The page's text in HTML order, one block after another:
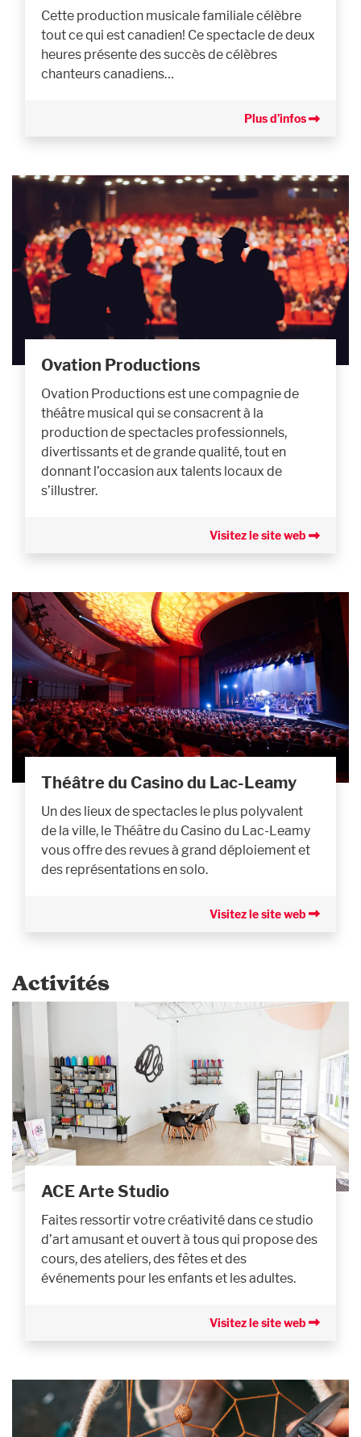
Cette production musicale familiale célèbre
tout ce qui est canadien! Ce spectacle de deux
heures présente des succès de célèbres
chanteurs canadiens…
Plus d’infos
Ovation Productions
Ovation Productions est une compagnie de
théâtre musical qui se consacrent à la
production de spectacles professionnels,
divertissants et de grande qualité, tout en
donnant l’occasion aux talents locaux de
s’illustrer.
Visitez le site web
Théâtre du Casino du Lac-Leamy
Un des lieux de spectacles le plus polyvalent
de la ville, le Théâtre du Casino du Lac-Leamy
vous offre des revues à grand déploiement et
des représentations en solo.
Visitez le site web
Activités
ACE Arte Studio
Faites ressortir votre créativité dans ce studio
d’art amusant et ouvert à tous qui propose des
cours, des ateliers, des fêtes et des
événements pour les enfants et les adultes.
Visitez le site web